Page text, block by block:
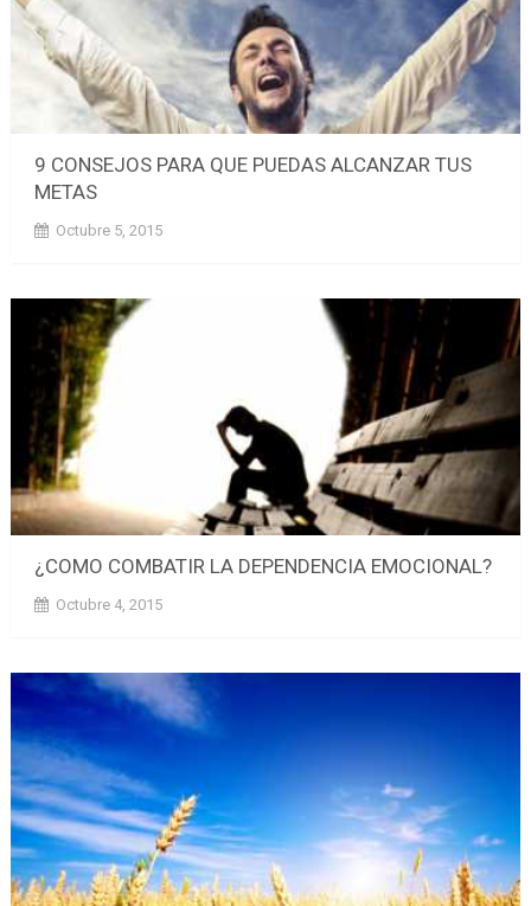
9 CONSEJOS PARA QUE PUEDAS ALCANZAR TUS
METAS
Octubre 5, 2015
¿COMO COMBATIR LA DEPENDENCIA EMOCIONAL?
Octubre 4, 2015